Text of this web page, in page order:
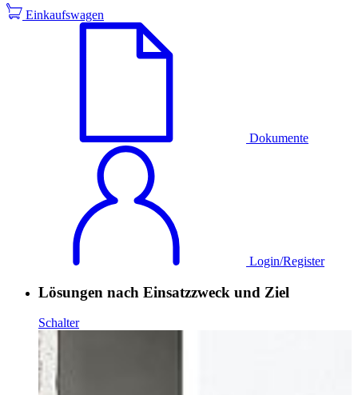
Einkaufswagen
Dokumente
Login/Register
Lösungen nach Einsatzzweck und Ziel
Schalter